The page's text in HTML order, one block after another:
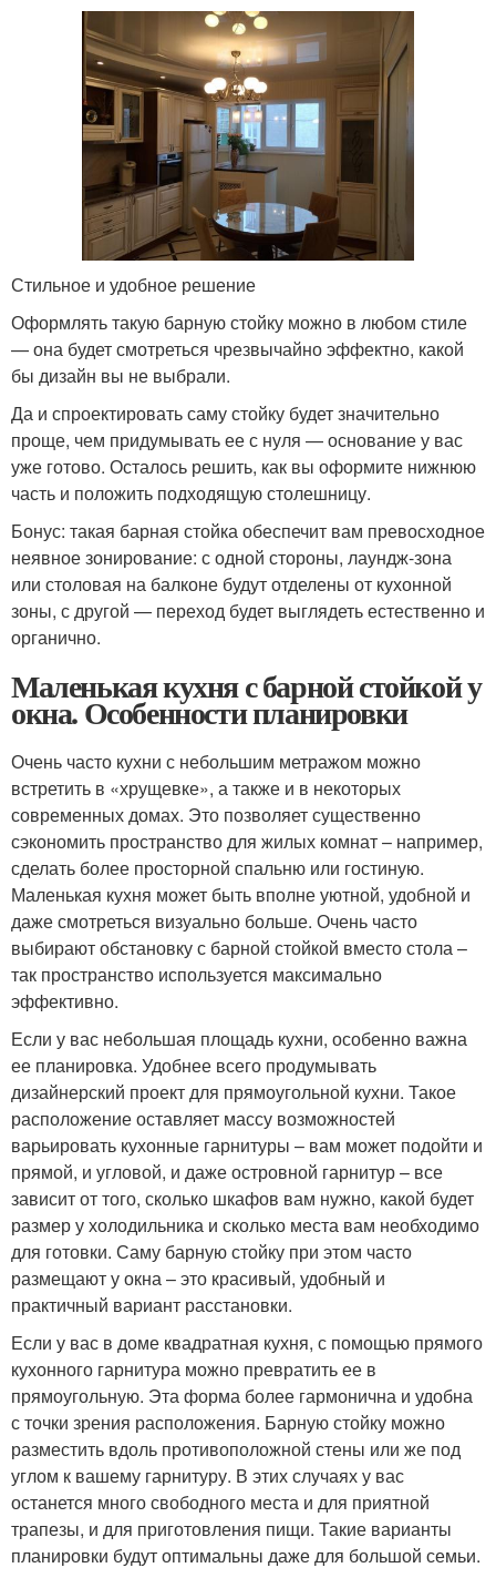
Стильное и удобное решение
Оформлять такую барную стойку можно в любом стиле
— она будет смотреться чрезвычайно эффектно, какой
бы дизайн вы не выбрали.
Да и спроектировать саму стойку будет значительно
проще, чем придумывать ее с нуля — основание у вас
уже готово. Осталось решить, как вы оформите нижнюю
часть и положить подходящую столешницу.
Бонус: такая барная стойка обеспечит вам превосходное
неявное зонирование: с одной стороны, лаундж-зона
или столовая на балконе будут отделены от кухонной
зоны, с другой — переход будет выглядеть естественно и
органично.
Маленькая кухня с барной стойкой у
окна. Особенности планировки
Очень часто кухни с небольшим метражом можно
встретить в «хрущевке», а также и в некоторых
современных домах. Это позволяет существенно
сэкономить пространство для жилых комнат – например,
сделать более просторной спальню или гостиную.
Маленькая кухня может быть вполне уютной, удобной и
даже смотреться визуально больше. Очень часто
выбирают обстановку с барной стойкой вместо стола –
так пространство используется максимально
эффективно.
Если у вас небольшая площадь кухни, особенно важна
ее планировка. Удобнее всего продумывать
дизайнерский проект для прямоугольной кухни. Такое
расположение оставляет массу возможностей
варьировать кухонные гарнитуры – вам может подойти и
прямой, и угловой, и даже островной гарнитур – все
зависит от того, сколько шкафов вам нужно, какой будет
размер у холодильника и сколько места вам необходимо
для готовки. Саму барную стойку при этом часто
размещают у окна – это красивый, удобный и
практичный вариант расстановки.
Если у вас в доме квадратная кухня, с помощью прямого
кухонного гарнитура можно превратить ее в
прямоугольную. Эта форма более гармонична и удобна
с точки зрения расположения. Барную стойку можно
разместить вдоль противоположной стены или же под
углом к вашему гарнитуру. В этих случаях у вас
останется много свободного места и для приятной
трапезы, и для приготовления пищи. Такие варианты
планировки будут оптимальны даже для большой семьи.